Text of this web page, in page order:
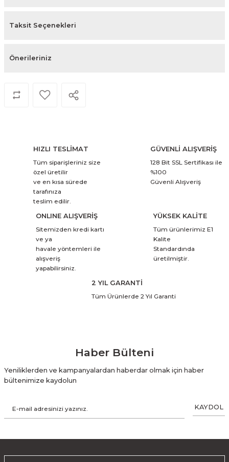
Taksit Seçenekleri
Önerileriniz
HIZLI TESLİMAT
Tüm siparişleriniz size
özel üretilir
ve en kısa sürede
tarafınıza
teslim edilir.
GÜVENLİ ALIŞVERİŞ
128 Bit SSL Sertifikası ile
%100
Güvenli Alışveriş
ONLINE ALIŞVERİŞ
Sitemizden kredi kartı
ve ya
havale yöntemleri ile
alışveriş
yapabilirsiniz.
YÜKSEK KALİTE
Tüm ürünlerimiz E1
Kalite
Standardında
üretilmiştir.
2 YIL GARANTİ
Tüm Ürünlerde 2 Yıl Garanti
Haber Bülteni
Yeniliklerden ve kampanyalardan haberdar olmak için haber
bültenimize kaydolun
KAYDOL